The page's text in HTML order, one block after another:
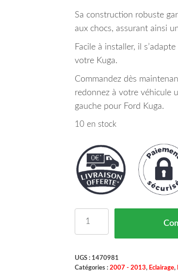
Sa construction robuste
aux chocs, assurant ainsi
Facile à installer, il
votre Kuga.
Commandez dès
redonnez à votre véhicule
gauche pour Ford Kuga.
10 en stock
UGS : 1470981
Catégories : 2007 - 2013, Eclairage,